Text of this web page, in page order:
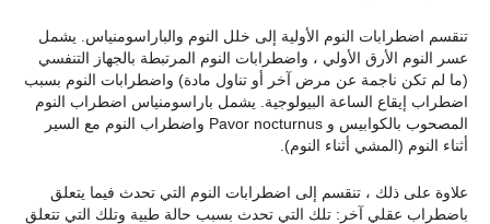
تنقسم اضطرابات النوم الأولية إلى خلل النوم والباراسومنياس. يشمل
عسر النوم الأرق الأولي ، واضطرابات النوم المرتبطة بالجهاز التنفسي
(ما لم تكن ناجمة عن مرض آخر أو تناول مادة) واضطرابات النوم بسبب
اضطراب إيقاع الساعة البيولوجية. يشمل باراسومنياس اضطراب النوم
المصحوب بالكوابيس و Pavor nocturnus واضطراب النوم مع السير
أثناء النوم (المشي أثناء النوم).
علاوة على ذلك ، تنقسم إلى اضطرابات النوم التي تحدث فيما يتعلق
باضطراب عقلي آخر: تلك التي تحدث بسبب حالة طبية وتلك التي تتعلق